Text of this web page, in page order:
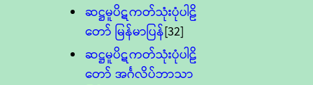
ဆဋ္ဌမူပိဋကတ်သုံးပုံပါဠိ
တော် မြန်မာပြန်[32]
ဆဋ္ဌမူပိဋကတ်သုံးပုံပါဠိ
တော် အင်္ဂလိပ်ဘာသာ